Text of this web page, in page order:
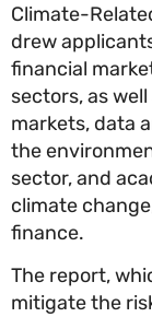
Climate-
drew
financial
sectors, as
markets,
the
sector, and
climate
finance.
The report,
mitigate